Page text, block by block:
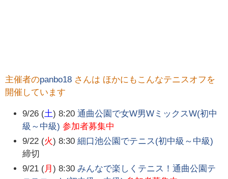
主催者のpanbo18 さんは ほかにもこんなテニスオフを
開催しています
9/26 (土) 8:20 通曲公園で女W男WミックスW(初中
級～中級) 参加者募集中
9/22 (火) 8:30 細口池公園でテニス(初中級～中級)
締切
9/21 (月) 8:30 みんなで楽しくテニス！通曲公園テ